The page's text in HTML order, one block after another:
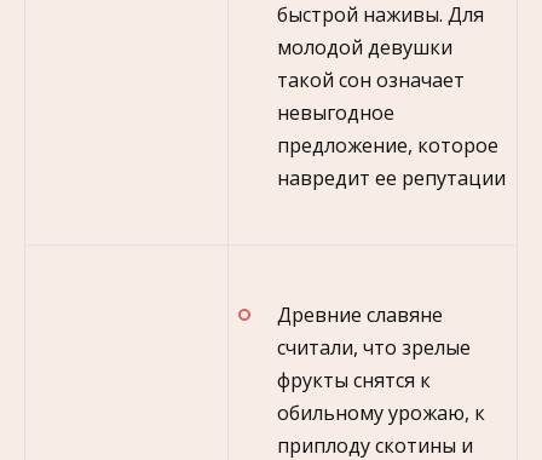
быстрой наживы. Для
молодой девушки
такой сон означает
невыгодное
предложение, которое
навредит ее репутации
Древние славяне
считали, что зрелые
фрукты снятся к
обильному урожаю, к
приплоду скотины и